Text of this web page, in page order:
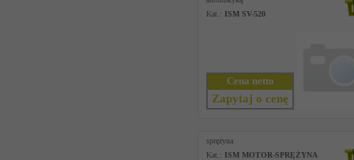
Kat.: ISM SV-520
Cena netto
Zapytaj o cenę
sprężyna
Kat.: ISM MOTOR-SPRĘŻYNA